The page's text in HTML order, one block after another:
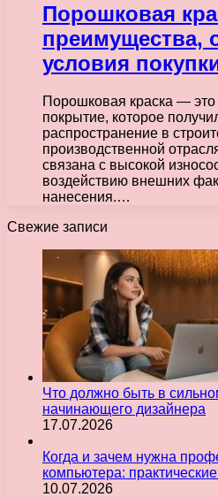
Порошковая
преимущества,
условия
Порошковая краска —
покрытие, которое
распространение в
производственной
связана с высокой
воздействию внешних
нанесения.…
Свежие записи
Что должно быть в
начинающего дизайнера
17.07.2026
Когда и зачем нужна
компьютера:
10.07.2026